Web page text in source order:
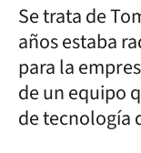
Se trata de
años estaba
para la
de un equipo
de tecnología